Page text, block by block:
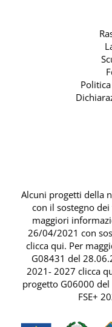
Alcuni progetti della
con il sostegno
maggiori
26/04/2021 con
clicca qui. Per
G08431 del
2021- 2027 clicca
progetto G06000
FSE+